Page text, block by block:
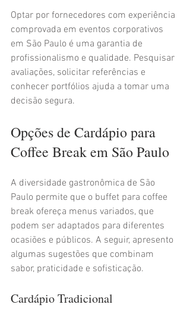
Optar por fornecedores com experiência
comprovada em eventos corporativos
em São Paulo é uma garantia de
profissionalismo e qualidade. Pesquisar
avaliações, solicitar referências e
conhecer portfólios ajuda a tomar uma
decisão segura.
Opções de Cardápio para
Coffee Break em São Paulo
A diversidade gastronômica de São
Paulo permite que o buffet para coffee
break ofereça menus variados, que
podem ser adaptados para diferentes
ocasiões e públicos. A seguir, apresento
algumas sugestões que combinam
sabor, praticidade e sofisticação.
Cardápio Tradicional